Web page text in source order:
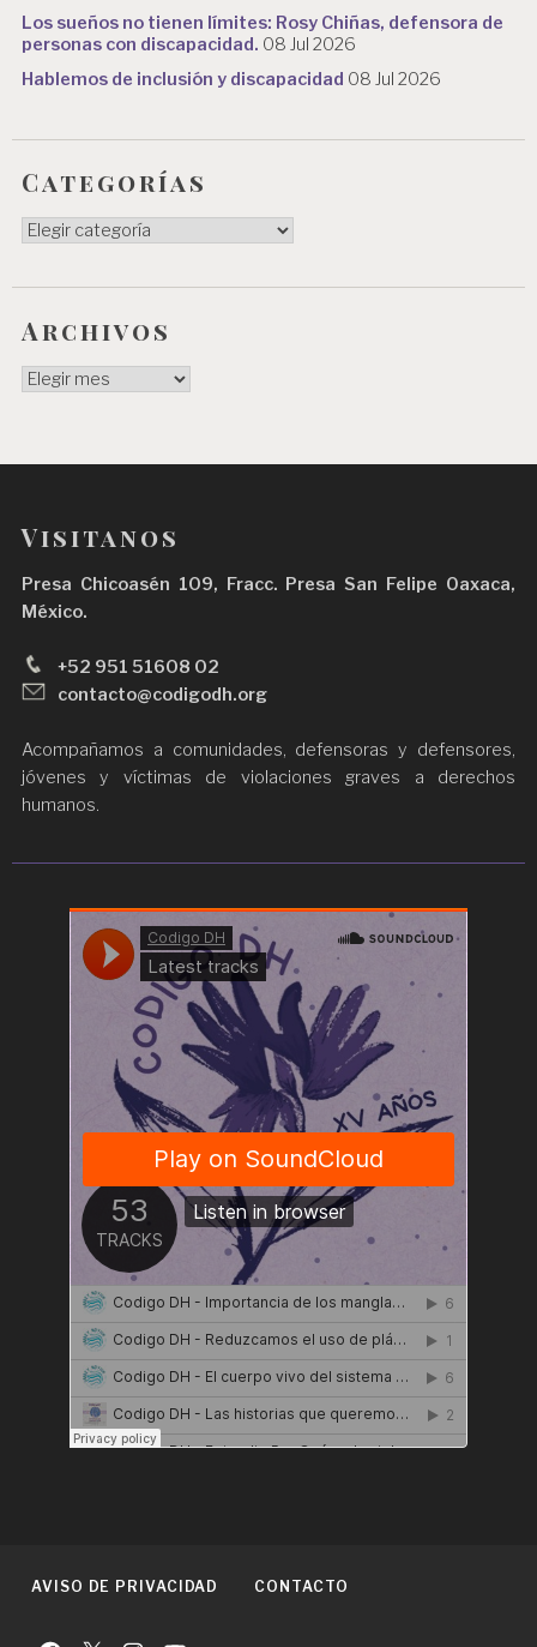
Los sueños no tienen límites: Rosy Chiñas, defensora de
personas con discapacidad. 08 Jul 2026
Hablemos de inclusión y discapacidad 08 Jul 2026
Categorías
Categorías
Archivos
Archivos
Visitanos
Presa Chicoasén 109, Fracc. Presa San Felipe Oaxaca,
México.
+52 951 51608 02
contacto@codigodh.org
Acompañamos a comunidades, defensoras y defensores,
jóvenes y víctimas de violaciones graves a derechos
humanos.
AVISO DE PRIVACIDAD CONTACTO